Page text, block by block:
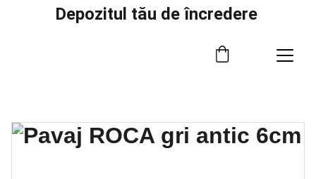
Depozitul tău de încredere